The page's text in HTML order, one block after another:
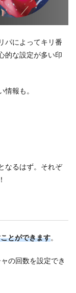
パによってキリ番
的な設定が多い印
報も。
なるはず。それぞ
とができます。
の回数を設定でき